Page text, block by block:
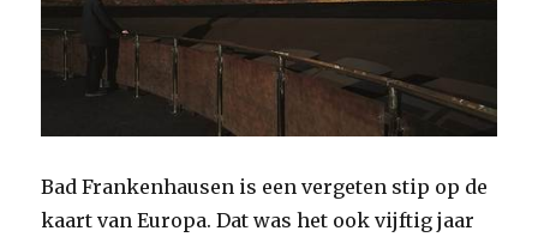
Bad Frankenhausen is een vergeten stip op de
kaart van Europa. Dat was het ook vijftig jaar